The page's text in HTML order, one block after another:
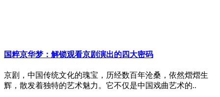
国粹京华梦：解锁观看京剧演出的四大密码
京剧，中国传统文化的瑰宝，历经数百年沧桑，依然熠熠生
辉，散发着独特的艺术魅力。它不仅是中国戏曲艺术的..